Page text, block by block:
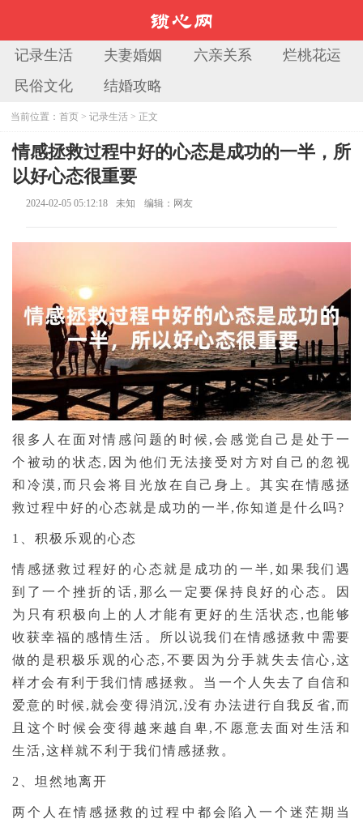
记录生活 夫妻婚姻 六亲关系
烂桃花运
民俗文化
结婚攻略
当前位置：首页 >记录生活 > 正文
情感拯救过程中好的心态是成功的一半，所
以好心态很重要
2024-02-05 05:12:18 未知 编辑：网友
很多人在面对情感问题的时候,会感觉自己是处于一
个被动的状态,因为他们无法接受对方对自己的忽视
和冷漠,而只会将目光放在自己身上。其实在情感拯
救过程中好的心态就是成功的一半,你知道是什么吗?
1、积极乐观的心态
情感拯救过程好的心态就是成功的一半,如果我们遇
到了一个挫折的话,那么一定要保持良好的心态。因
为只有积极向上的人才能有更好的生活状态,也能够
收获幸福的感情生活。所以说我们在情感拯救中需要
做的是积极乐观的心态,不要因为分手就失去信心,这
样才会有利于我们情感拯救。当一个人失去了自信和
爱意的时候,就会变得消沉,没有办法进行自我反省,而
且这个时候会变得越来越自卑,不愿意去面对生活和
生活,这样就不利于我们情感拯救。
2、坦然地离开
两个人在情感拯救的过程中都会陷入一个迷茫期当